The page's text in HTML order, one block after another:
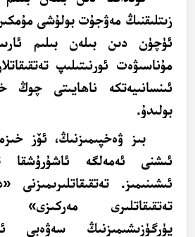
زىتلىقنىڭ مەۋجۇت بولۇشى
ئۈچۈن دىن بىلەن بىلىم
مۇناسىۋەت ئورنىتىلىپ
ئىنسانىيەتكە ناھايىتى چوڭ
بولىدۇ.
بىز ۋەخپىمىزنىڭ، ئۆز
ئىشنى ئەمەلگە ئاشۇرۇشقا
ئىشىنىمىز.
تەتقىقاتلىرى
يۈرگۈزىشىمىزنىڭ سەۋەبى